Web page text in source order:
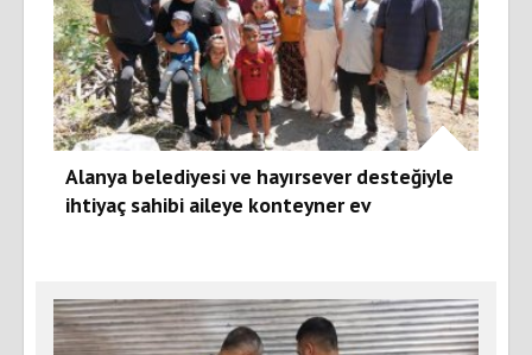
Alanya belediyesi ve hayırsever desteğiyle
ihtiyaç sahibi aileye konteyner ev